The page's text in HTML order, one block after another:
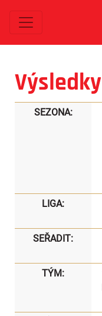
SEZONA:
LIGA:
SEŘADIT:
TÝM: